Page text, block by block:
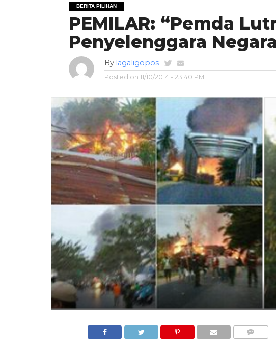
BERITA PILIHAN
PEMILAR: “Pemda
Penyelenggara
By lagaligopos
Posted on 11/10/2014 - 23:40 PM